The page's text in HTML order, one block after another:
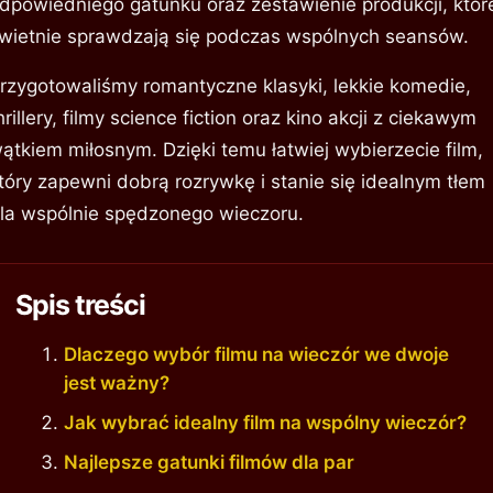
gatunku oraz zestawienie produkcji,
sprawdzają się podczas wspólnych seansów.
romantyczne klasyki, lekkie komedie,
filmy science fiction oraz kino akcji z ciekawym
miłosnym. Dzięki temu łatwiej wybierzecie film,
zapewni dobrą rozrywkę i stanie się idealnym tłem
wspólnie spędzonego wieczoru.
Spis treści
Dlaczego wybór filmu na wieczór we dwoje
jest ważny?
Jak wybrać idealny film na wspólny wieczór?
Najlepsze gatunki filmów dla par